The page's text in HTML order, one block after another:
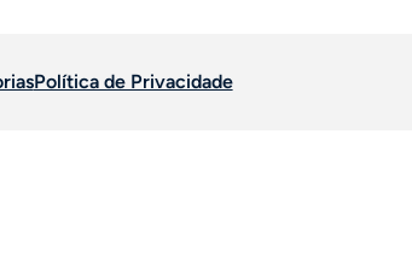
Política de Privacidade